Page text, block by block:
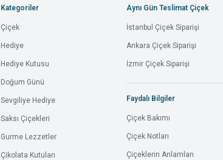
Kategoriler
Çiçek
Hediye
Hediye Kutusu
Doğum Günü
Sevgiliye Hediye
Saksı Çiçekleri
Gurme Lezzetler
Çikolata Kutuları
Aynı Gün Teslimat Çiçek
İstanbul Çiçek Siparişi
Ankara Çiçek Siparişi
İzmir Çiçek Siparişi
Faydalı Bilgiler
Çiçek Bakımı
Çiçek Notları
Çiçeklerin Anlamları